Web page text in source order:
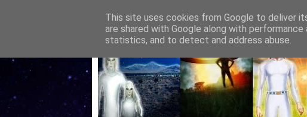
This site uses cookies from Google to deliver
are shared with Google along with
statistics, and to detect and address abuse.